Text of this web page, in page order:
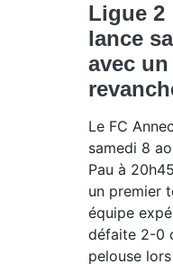
Ligue 2
lance
avec
Le FC
samedi 8
Pau à
un premier
équipe
défaite 2-0
pelouse